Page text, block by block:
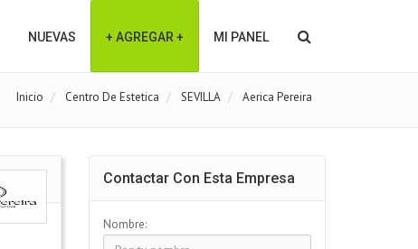
NUEVAS + AGREGAR + MI PANEL
Inicio Centro De Estetica SEVILLA Aerica Pereira
Contactar Con Esta Empresa
Nombre: